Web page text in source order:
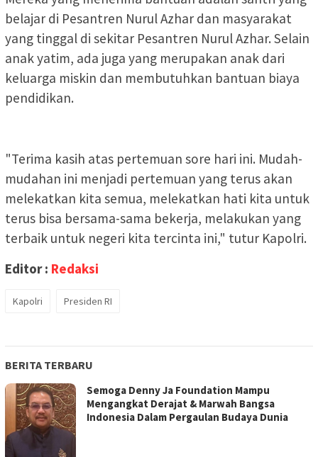
belajar di Pesantren Nurul Azhar dan masyarakat
yang tinggal di sekitar Pesantren Nurul Azhar. Selain
anak yatim, ada juga yang merupakan anak dari
keluarga miskin dan membutuhkan bantuan biaya
pendidikan.
"Terima kasih atas pertemuan sore hari ini. Mudah-
mudahan ini menjadi pertemuan yang terus akan
melekatkan kita semua, melekatkan hati kita untuk
terus bisa bersama-sama bekerja, melakukan yang
terbaik untuk negeri kita tercinta ini," tutur Kapolri.
Editor : Redaksi
Kapolri Presiden RI
BERITA TERBARU
Semoga Denny Ja Foundation Mampu
Mengangkat Derajat & Marwah Bangsa
Indonesia Dalam Pergaulan Budaya Dunia